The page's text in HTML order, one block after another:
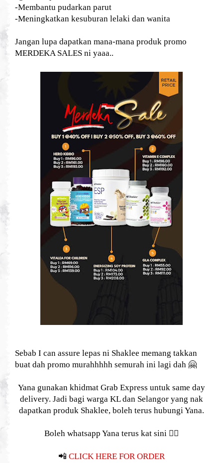
-Membantu pudarkan parut
-Meningkatkan kesuburan lelaki dan wanita
Jangan lupa dapatkan mana-mana produk promo
MERDEKA SALES ni yaaa..
Sebab I can assure lepas ni Shaklee memang takkan
buat dah promo murahhhhh semurah ini lagi dah 🤗
Yana gunakan khidmat Grab Express untuk same day
delivery. Jadi bagi warga KL dan Selangor yang nak
dapatkan produk Shaklee, boleh terus hubungi Yana.
Boleh whatsapp Yana terus kat sini 👇🏻
📲 CLICK HERE FOR ORDER